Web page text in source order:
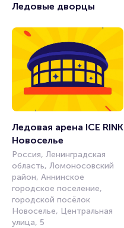
Ледовые дворцы
Ледовая арена ICE RINK
Новоселье
Россия, Ленинградская
область, Ломоносовский
район, Аннинское
городское поселение,
городской посёлок
Новоселье, Центральная
улица, 5